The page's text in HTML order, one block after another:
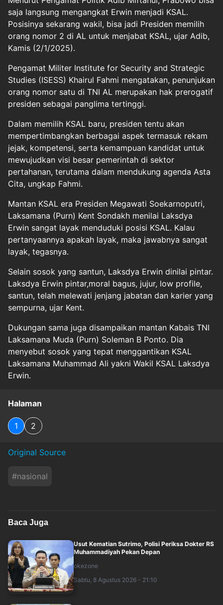
saja langsung mengangkat Erwin menjadi KSAL.
Posisinya sekarang wakil, bisa jadi Presiden memilih
orang nomor 2 di AL untuk menjabat KSAL, ujar Adib,
Kamis (2/1/2025).
Pengamat Militer Institute for Security and Strategic
Studies (ISESS) Khairul Fahmi mengatakan, penunjukan
orang nomor satu di TNI AL merupakan hak prerogatif
presiden sebagai panglima tertinggi.
Dalam memilih KSAL baru, presiden tentu akan
mempertimbangkan berbagai aspek termasuk rekam
jejak, kompetensi, serta kemampuan kandidat untuk
mewujudkan visi besar pemerintah di sektor
pertahanan, terutama dalam mendukung agenda Asta
Cita, ungkap Fahmi.
Mantan KSAL era Presiden Megawati Soekarnoputri,
Laksamana (Purn) Kent Sondakh menilai Laksdya
Erwin sangat layak menduduki posisi KSAL. Kalau
pertanyaannya apakah layak, maka jawabnya sangat
layak, tegasnya.
Selain sosok yang santun, Laksdya Erwin dinilai pintar.
Laksdya Erwin pintar,moral bagus, jujur, low profile,
santun, telah melewati jenjang jabatan dan karier yang
sempurna, ujar Kent.
Dukungan sama juga disampaikan mantan Kabais TNI
Laksamana Muda (Purn) Soleman B Ponto. Dia
menyebut sosok yang tepat menggantikan KSAL
Laksamana Muhammad Ali yakni Wakil KSAL Laksdya
Erwin.
Halaman
1 2
Original Source
#nasional
Baca Juga
Usut Kematian Sutrimo, Polisi Periksa Dokter RS
Muhammadiyah Pekan Depan
okezone
Sabtu, 8 Agustus 2026 - 21:10